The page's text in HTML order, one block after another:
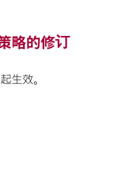
略的修订
生效。